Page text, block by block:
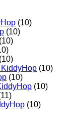
(10)
(10)
(10)
(10)
(10)
(10)
(10)
(10)